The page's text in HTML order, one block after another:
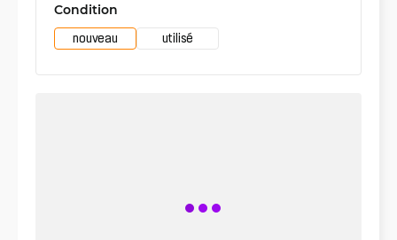
Condition
nouveau utilisé